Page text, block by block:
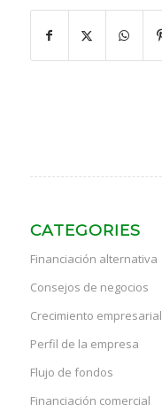
CATEGORIES
Financiación alternativa
Consejos de negocios
Crecimiento empresarial
Perfil de la empresa
Flujo de fondos
Financiación comercial